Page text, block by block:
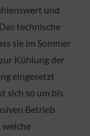
und
technische
sie im Sommer
Kühlung der
eingesetzt
sich so um bis
Betrieb
welche